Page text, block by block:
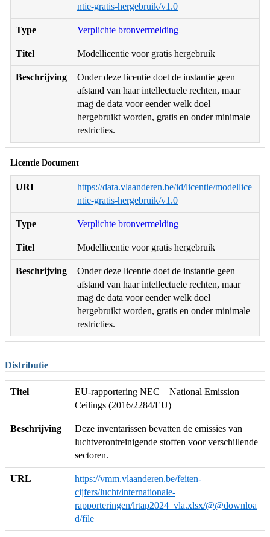
ntie-gratis-hergebruik/v1.0
Type Verplichte bronvermelding
Titel Modellicentie voor gratis hergebruik
Beschrijving
Onder deze licentie doet de instantie geen
afstand van haar intellectuele rechten, maar
mag de data voor eender welk doel
hergebruikt worden, gratis en onder minimale
restricties.
Licentie Document
URI
https://data.vlaanderen.be/id/licentie/modellice
ntie-gratis-hergebruik/v1.0
Type Verplichte bronvermelding
Titel Modellicentie voor gratis hergebruik
Beschrijving
Onder deze licentie doet de instantie geen
afstand van haar intellectuele rechten, maar
mag de data voor eender welk doel
hergebruikt worden, gratis en onder minimale
restricties.
Distributie
Titel
EU-rapportering NEC – National Emission
Ceilings (2016/2284/EU)
Beschrijving
Deze inventarissen bevatten de emissies van
luchtverontreinigende stoffen voor verschillende
sectoren.
URL
https://vmm.vlaanderen.be/feiten-
cijfers/lucht/internationale-
rapporteringen/lrtap2024_vla.xlsx/@@downloa
d/file